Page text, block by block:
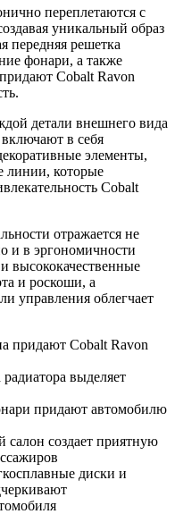
переплетаются с
уникальный образ
передняя решетка
фонари, а также
Cobalt Ravon
детали внешнего вида
в себя
элементы,
линии, которые
Cobalt
отражается не
и в эргономичности
высококачественные
и роскоши, а
управления облегчает
придают Cobalt Ravon
выделяет
придают автомобилю
создает приятную
диски и